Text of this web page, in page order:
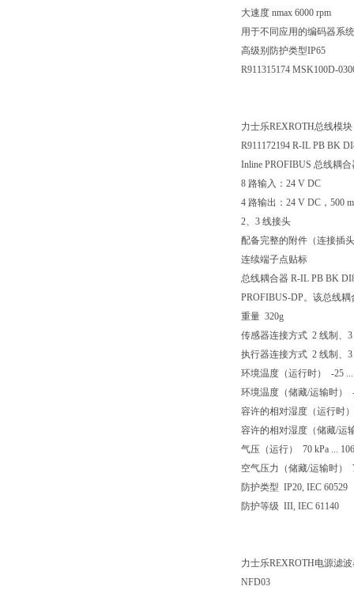
大速度 nmax 6000 rpm
用于不同应用的编码器系统
高级别防护类型IP65
R911315174 MSK100D-
力士乐REXROTH总线模块
R911172194 R-IL PB BK
Inline PROFIBUS 总线耦合
8 路输入：24 V DC
4 路输出：24 V DC，500
2、3 线接头
配备完整的附件（连接插
连续端子点贴标
总线耦合器 R-IL PB BK
PROFIBUS-DP。该总线
重量 320g
传感器连接方式 2 线制、
执行器连接方式 2 线制、
环境温度（运行时） -25 ...
环境温度（储藏/运输时）
容许的相对湿度（运行时
容许的相对湿度（储藏/运
气压（运行） 70 kPa ...
空气压力（储藏/运输时）
防护类型 IP20, IEC 60529
防护等级 III, IEC 61140
力士乐REXROTH电源滤
NFD03